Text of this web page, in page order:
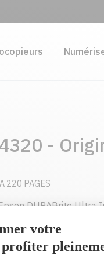
-
220 PAGES
DURABrite Ultra
laser. Grâce à son
à l'eau, au